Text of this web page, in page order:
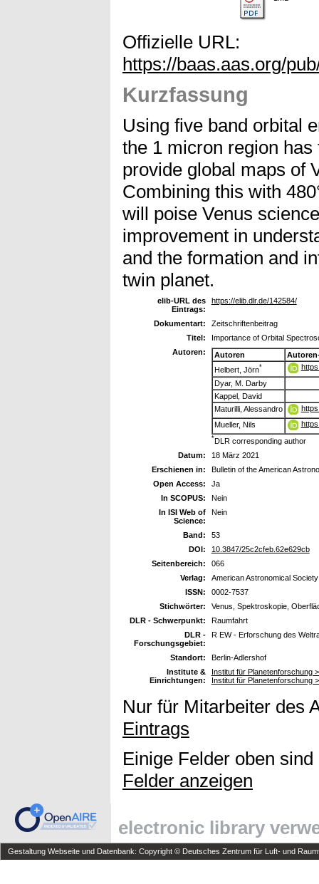
Offizielle URL:
https://baas.aas.org/
Kurzfassung
Using five band orbital
the 1 micron region
provide global maps of
Combining this with
will poise Venus
improvement in
and the formation and
twin planet.
elib-URL des
Eintrags:
https://elib.dlr.de/142584/
Dokumentart:
Zeitschriftenbeitrag
Titel:
Importance of Orbital
Autoren:
Autoren
Helbert, Jörn*
Dyar, M. Darby
Kappel, David
Maturilli, Alessandro
Mueller, Nils
*DLR corresponding author
Datum:
18 März 2021
Erschienen in:
Bulletin of the American
Open Access:
Ja
In SCOPUS:
Nein
In ISI Web of
Science:
Nein
Band:
53
DOI:
10.3847/25c2cfeb.62e629cb
Seitenbereich:
066
Verlag:
American Astronomical Society
ISSN:
0002-7537
Stichwörter:
Venus, Spektroskopie,
DLR - Schwerpunkt:
Raumfahrt
DLR -
Forschungsgebiet:
R EW - Erforschung des
Standort:
Berlin-Adlershof
Institute &
Einrichtungen:
Institut für Planetenforschung
Institut für Planetenforschung
Nur für Mitarbeiter des
Eintrags
Einige Felder oben
Felder anzeigen
electronic library
Gestaltung Webseite und Datenbank: Copyright © Deutsches Zentrum für Luft- und